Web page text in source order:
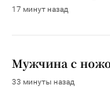
17 минут назад
Мужчина с
33 минуты назад